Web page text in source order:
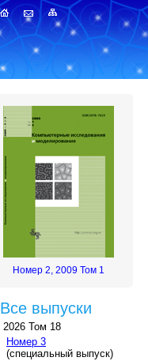
Номер 2, 2009 Том 1
Все выпуски
2026 Том 18
Номер 3
(специальный выпуск)